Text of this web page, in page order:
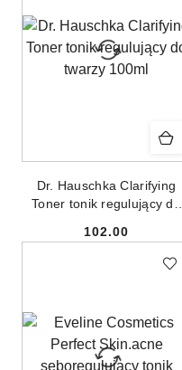
Dr. Hauschka Clarifying
Toner tonik regulujący do
Cena:
102.00